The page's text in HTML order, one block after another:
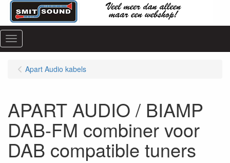
Menu
Apart Audio kabels
APART AUDIO / BIAMP
DAB-FM combiner voor
DAB compatible tuners